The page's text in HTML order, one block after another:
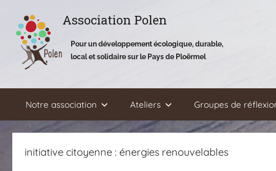
contenu
Association Polen
Pour un développement écologique, durable,
local et solidaire sur le Pays de Ploërmel
Notre association Ateliers Groupes de
initiative citoyenne : énergies renouvelables